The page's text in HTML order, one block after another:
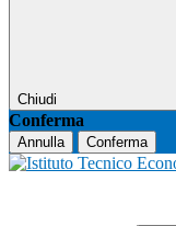
Chiudi
Conferma
Annulla Conferma